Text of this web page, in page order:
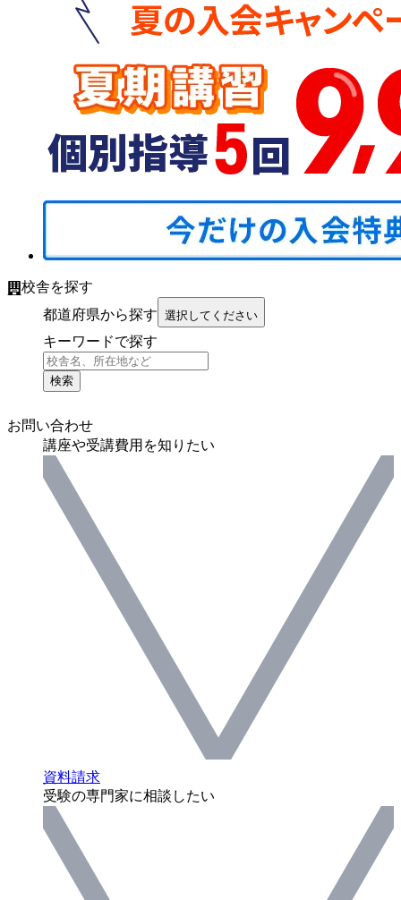
校舎を探す
都道府県から探す 選択してください
キーワードで探す
検索
お問い合わせ
講座や受講費用を知りたい
資料請求
受験の専門家に相談したい